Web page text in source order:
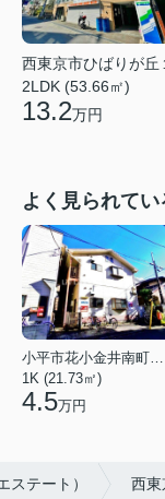
西東京市ひばりが丘
2LDK (53.66㎡)
13.2万円
よく見られてい
小平市花小金井南町１丁目
1K (21.73㎡)
4.5万円
テート） 西東